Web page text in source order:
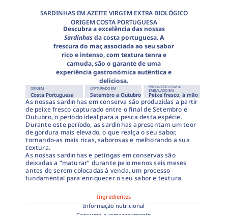
SARDINHAS EM AZEITE VIRGEM EXTRA BIOLÓGICO
ORIGEM COSTA PORTUGUESA
Descubra a excelência das nossas
Sardinhasda costa portuguesa. A
frescura do mar, associada ao seu sabor
rico e intenso, com textura tenra e
carnuda, são o garante de uma
experiência gastronómica autêntica e
deliciosa.
ORIGEM CAPTURADO EM PRODUZIDO COM &
EMBALADO EM
Costa Portuguesa Setembro a Outubro Peixe fresco, à mão
As nossas sardinhas em conserva são produzidas a partir
de peixe fresco capturado entre o final de Setembro e
Outubro, o período ideal para a pesca desta espécie.
Durante este período, as sardinhas apresentam um teor
de gordura mais elevado, o que realça o seu sabor,
tornando-as mais ricas, saborosas e melhorando a sua
textura.
As nossas sardinhas e petingas em conservas são
deixadas a “maturar“ durante pelo menos seis meses
antes de serem colocadas à venda, um processo
fundamental para enriquecer o seu sabor e textura.
Ingredientes
Informação nutricional